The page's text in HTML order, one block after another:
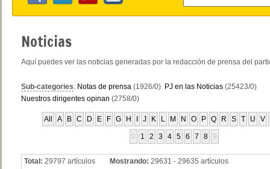
Noticias
Aquí puedes ver las noticias generadas por la redacción de prensa del
Sub-categories: Notas de prensa (1926/0) PJ en las Noticias (25423/0)
Nuestros dirigentes opinan (2758/0)
All A B C D E F G H J K L M N O P Q R S T U V
0 1 2 3 4 5 6 7 8 9
Total: 29797 artículos Mostrando: 29631 - 29635 artículos